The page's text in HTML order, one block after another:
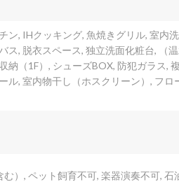
ン, IHクッキング, 魚焼きグリル, 室内
ス, 脱衣スペース, 独立洗面化粧台, （
納（1F）, シューズBOX, 防犯ガラス,
ル, 室内物干し（ホスクリーン）, フロ
）, ペット飼育不可, 楽器演奏不可, 石